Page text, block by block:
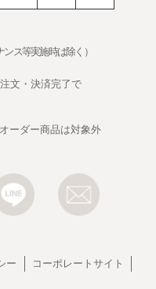
ス等実施時は除く）
文・決済完了で
ーダー商品は対象外
ー コーポレートサイト